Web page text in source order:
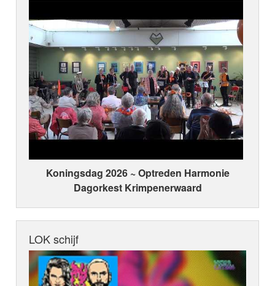
Koningsdag 2026 ~ Optreden Harmonie
Dagorkest Krimpenerwaard
LOK schijf